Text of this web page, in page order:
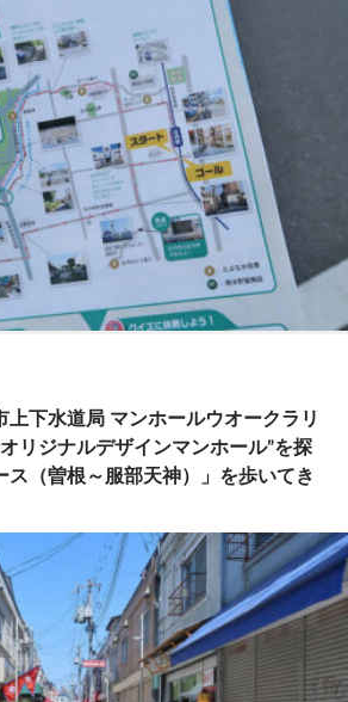
上下水道局 マンホールウオークラリ
リジナルデザインマンホール”を探
ス（曽根～服部天神）」を歩いてき